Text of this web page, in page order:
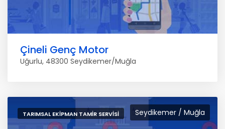
Çineli Genç Motor
Uğurlu, 48300 Seydikemer/Muğla
Seydikemer / Muğla
TARIMSAL EKIPMAN TAMIR SERVISI